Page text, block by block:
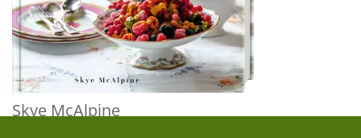
Skye McAlpine